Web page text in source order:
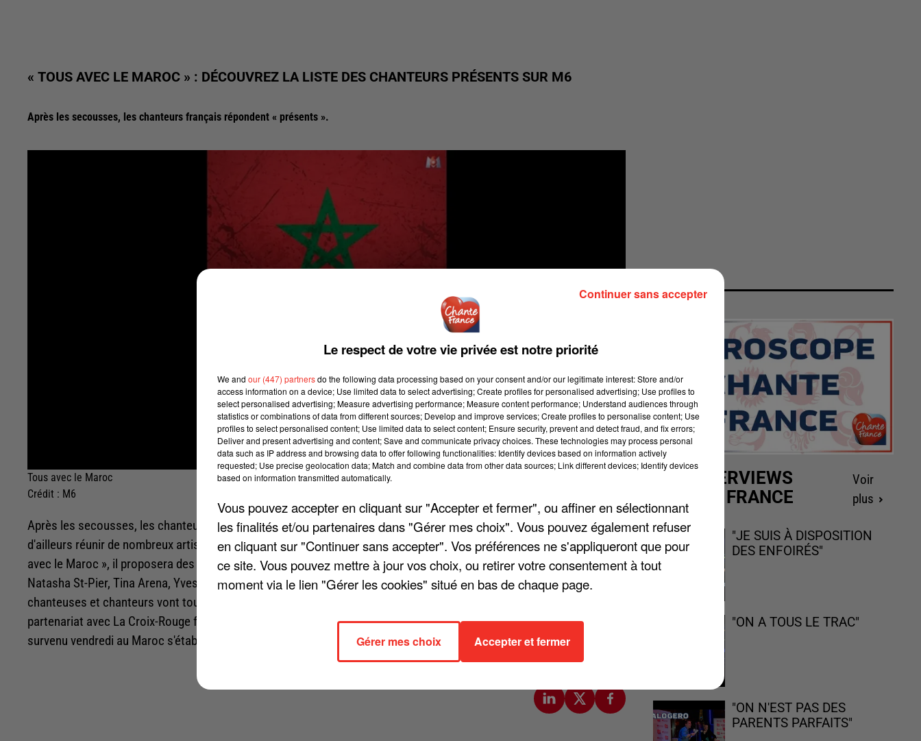
« TOUS AVEC LE MAROC » : DÉCOUVREZ LA LISTE DES CHANTEURS PRÉSENTS SUR M6
Après les secousses, les chanteurs français répondent « présents ».
Tous avec le Maroc
Crédit : M6
Après les secousses, les chanteurs français répondent « présents ». Ce mercredi soir, un événement télévisé va
d'ailleurs réunir de nombreux artistes, dans le but de récolter des fonds pour aider le pays africain. Intitulé « Tous
avec le Maroc », il proposera des prestations de Patrick Bruel, mais aussi Claudio Capeo, Faudel, M. Pokora, Hoshi,
Natasha St-Pier, Tina Arena, Yves Duteil, sans oublier la Troupe de « Molière, l'opéra urbain » et d'autres encore. Les
chanteuses et chanteurs vont tout donner sur la scène du Dôme de Paris. Ce concert caritatif se déroulera en
partenariat avec La Croix-Rouge française au profit du Croissant-Rouge marocain. Le bilan du tremblement de terre
survenu vendredi au Maroc s'établit pour le moment à plus de 2.900 morts et 5.530 blessés.
LES INTERVIEWS
CHANTE FRANCE
Voir
plus
"JE SUIS À DISPOSITION
DES ENFOIRÉS"
"ON A TOUS LE TRAC"
"ON N'EST PAS DES
PARENTS PARFAITS"
Le respect de votre vie privée est notre priorité
We and our (447) partnersdo the following data processing based on your consent and/or our legitimate interest: Store and/or
access information on a device; Use limited data to select advertising; Create profiles for personalised advertising; Use profiles to
select personalised advertising; Measure advertising performance; Measure content performance; Understand audiences through
statistics or combinations of data from different sources; Develop and improve services; Create profiles to personalise content; Use
profiles to select personalised content; Use limited data to select content; Ensure security, prevent and detect fraud, and fix errors;
Deliver and present advertising and content; Save and communicate privacy choices. These technologies may process personal
data such as IP address and browsing data to offer following functionalities: Identify devices based on information actively
requested; Use precise geolocation data; Match and combine data from other data sources; Link different devices; Identify devices
based on information transmitted automatically.
Vous pouvez accepter en cliquant sur "Accepter et fermer", ou affiner en sélectionnant
les finalités et/ou partenaires dans "Gérer mes choix". Vous pouvez également refuser
en cliquant sur "Continuer sans accepter". Vos préférences ne s'appliqueront que pour
ce site. Vous pouvez mettre à jour vos choix, ou retirer votre consentement à tout
moment via le lien "Gérer les cookies" situé en bas de chaque page.
Gérer mes choix Accepter et fermer
Continuer sans accepter